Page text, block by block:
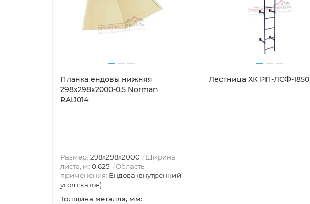
Планка ендовы нижняя
298х298х2000-0,5 Norman
RAL1014
Размер: 298х298х2000
Ширина
листа, м: 0.625
Область
применения: Ендова (внутренний
угол скатов)
Толщина металла, мм:
Лестница ХК РП-ЛСФ-1850